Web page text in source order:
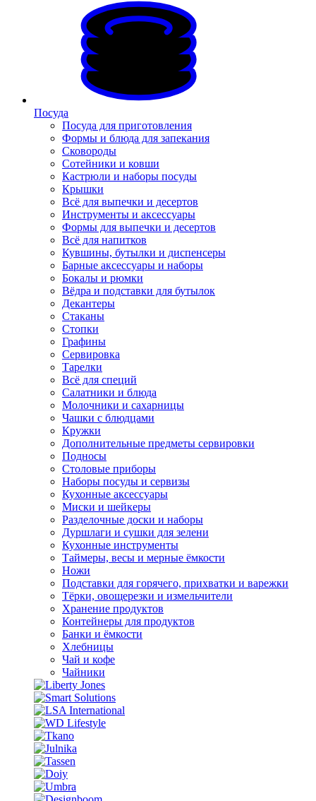
Посуда
Посуда для приготовления
Формы и блюда для запекания
Сковороды
Сотейники и ковши
Кастрюли и наборы посуды
Крышки
Всё для выпечки и десертов
Инструменты и аксессуары
Формы для выпечки и десертов
Всё для напитков
Кувшины, бутылки и диспенсеры
Барные аксессуары и наборы
Бокалы и рюмки
Вёдра и подставки для бутылок
Декантеры
Стаканы
Стопки
Графины
Сервировка
Тарелки
Всё для специй
Салатники и блюда
Молочники и сахарницы
Чашки с блюдцами
Кружки
Дополнительные предметы сервировки
Подносы
Столовые приборы
Наборы посуды и сервизы
Кухонные аксессуары
Миски и шейкеры
Разделочные доски и наборы
Дуршлаги и сушки для зелени
Кухонные инструменты
Таймеры, весы и мерные ёмкости
Ножи
Подставки для горячего, прихватки и варежки
Тёрки, овощерезки и измельчители
Хранение продуктов
Контейнеры для продуктов
Банки и ёмкости
Хлебницы
Чай и кофе
Чайники